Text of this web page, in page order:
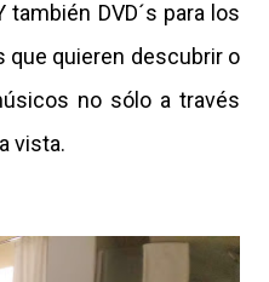
también DVD´s para los
quieren descubrir o
no sólo a través
vista.